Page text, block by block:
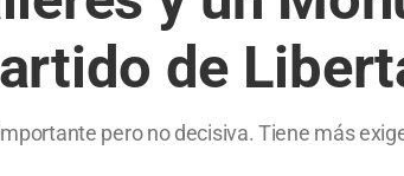
de
pero no decisiva. Tiene más